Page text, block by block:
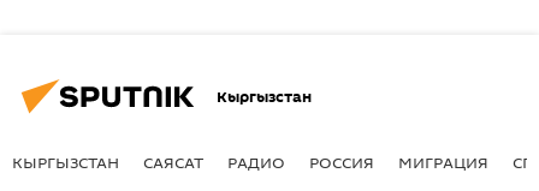
Кыргызстан
КЫРГЫЗСТАН САЯСАТ РАДИО РОССИЯ МИГРАЦИЯ